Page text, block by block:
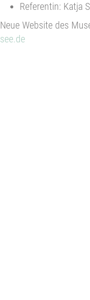
Referentin: Katja
Neue Website des
see.de